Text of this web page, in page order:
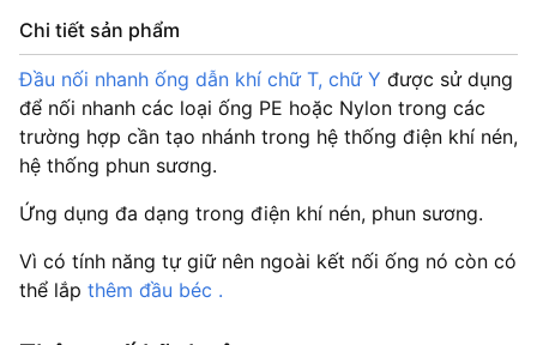
Chi tiết sản phẩm
Đầu nối nhanh ống dẫn khí chữ T, chữ Y được sử dụng
để nối nhanh các loại ống PE hoặc Nylon trong các
trường hợp cần tạo nhánh trong hệ thống điện khí nén,
hệ thống phun sương.
Ứng dụng đa dạng trong điện khí nén, phun sương.
Vì có tính năng tự giữ nên ngoài kết nối ống nó còn có
thể lắp thêm đầu béc .